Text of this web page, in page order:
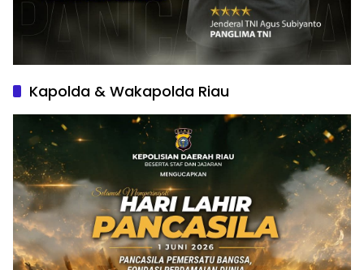
Kapolda & Wakapolda Riau